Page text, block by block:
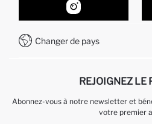
Comment acheter sur DeFacto ?
Comment payer sur DeFacto?
Formulaire de contact
Service Client +212 525 076 633
Changer de pays
REJOIGNEZ LE
Abonnez-vous à notre newsletter et
votre premier